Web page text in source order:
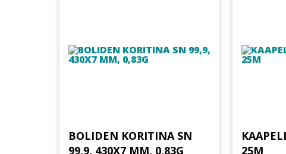
BOLIDEN KORITINA SN
99,9, 430X7 MM, 0,83G
25M